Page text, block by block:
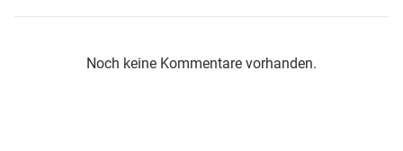
Noch keine Kommentare vorhanden.